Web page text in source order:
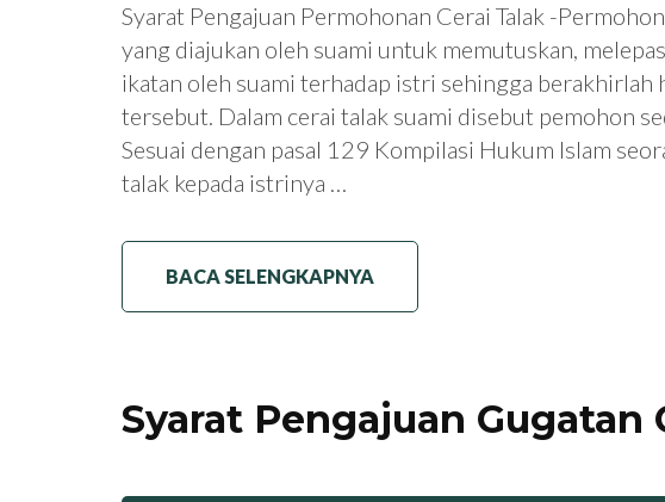
Syarat Pengajuan Permohonan Cerai Talak -
yang diajukan oleh suami untuk memutuskan,
ikatan oleh suami terhadap istri sehingga
tersebut. Dalam cerai talak suami disebut pemohon
Sesuai dengan pasal 129 Kompilasi Hukum Islam
talak kepada istrinya …
BACA SELENGKAPNYA
Syarat Pengajuan Gugatan